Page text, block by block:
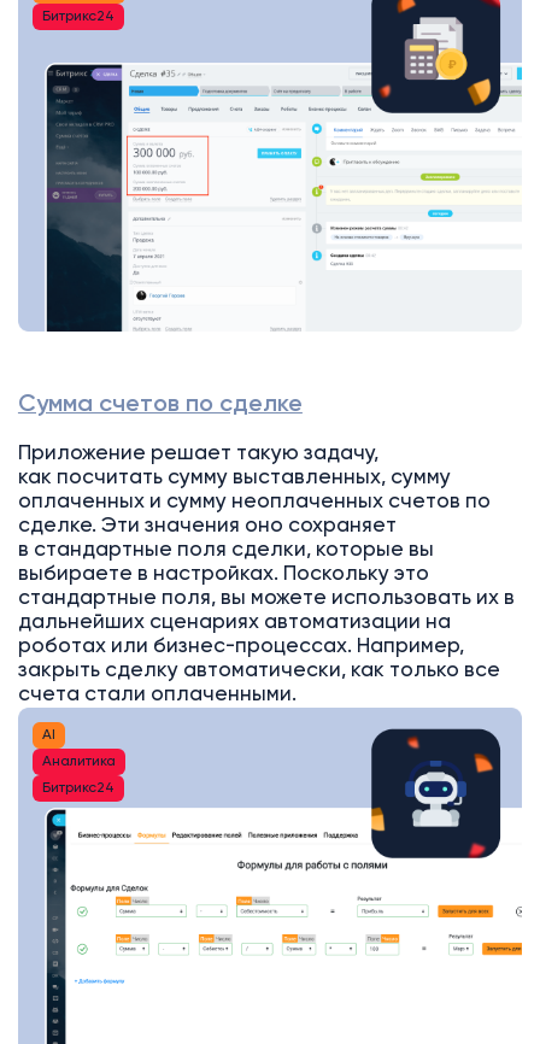
Битрикс24
Сумма счетов по сделке
Приложение решает такую задачу,
как посчитать сумму выставленных, сумму
оплаченных и сумму неоплаченных счетов по
сделке. Эти значения оно сохраняет
в стандартные поля сделки, которые вы
выбираете в настройках. Поскольку это
стандартные поля, вы можете использовать их в
дальнейших сценариях автоматизации на
роботах или бизнес-процессах. Например,
закрыть сделку автоматически, как только все
счета стали оплаченными.
AI
Аналитика
Битрикс24